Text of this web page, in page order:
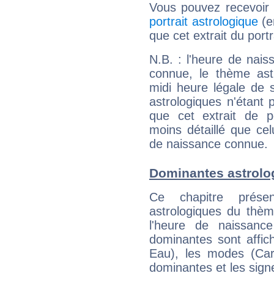
Vous pouvez
portrait astrologique
que cet extrait du
N.B. : l'heure de
connue, le thème
midi heure légale de
astrologiques n'étant
que cet extrait de
moins détaillé que
de naissance connue.
Dominantes
Ce chapitre
astrologiques du
l'heure de
dominantes sont
Eau), les modes
dominantes et les